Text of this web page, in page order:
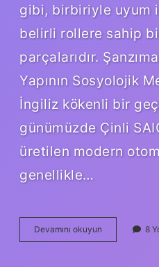
gibi, birbiriyle uyum
belirli rollere sahip
parçalarıdır.
Yapının Sosyolojik
İngiliz kökenli bir
günümüzde Çinli
üretilen modern
genellikle…
Devamını okuyun
araba
8